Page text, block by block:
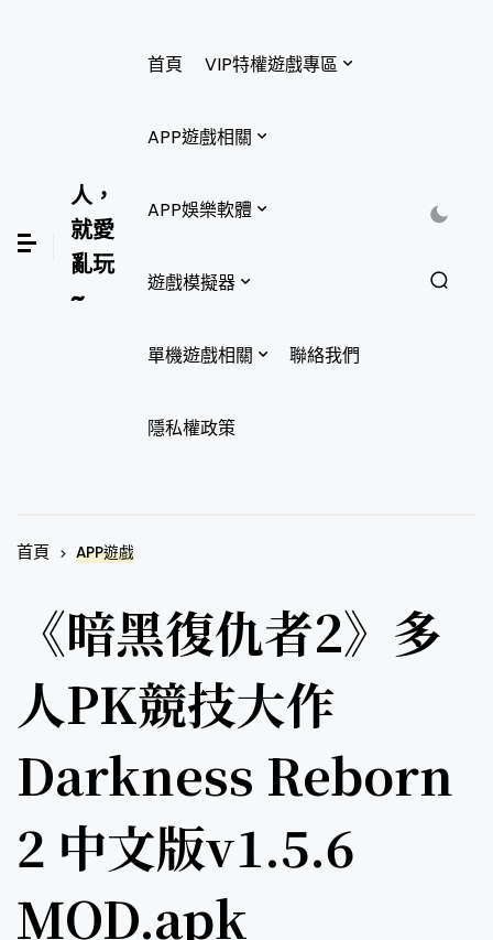
人，
就愛
亂玩
~
首頁 VIP特權遊戲專區
APP遊戲相關
APP娛樂軟體
遊戲模擬器
單機遊戲相關 聯絡我們
隱私權政策
首頁 APP遊戲
《暗黑復仇者2》多
人PK競技大作
Darkness Reborn
2 中文版v1.5.6
MOD.apk